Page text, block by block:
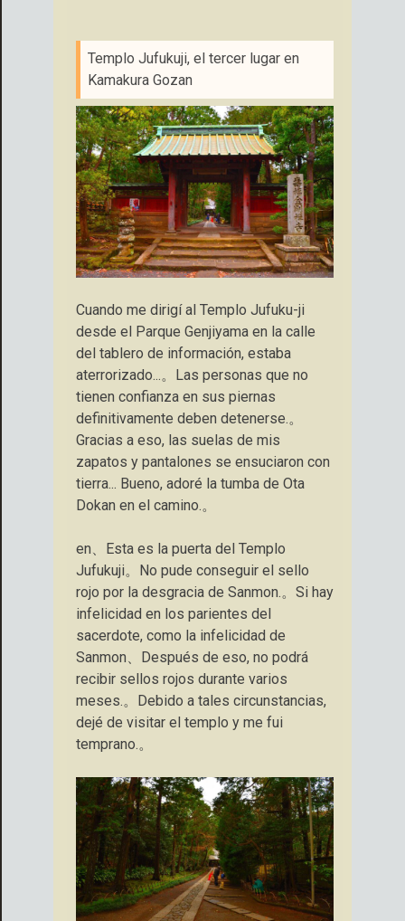
Templo Jufukuji, el tercer lugar en
Kamakura Gozan
Cuando me dirigí al Templo Jufuku-ji
desde el Parque Genjiyama en la calle
del tablero de información, estaba
aterrorizado...。Las personas que no
tienen confianza en sus piernas
definitivamente deben detenerse.。
Gracias a eso, las suelas de mis
zapatos y pantalones se ensuciaron con
tierra... Bueno, adoré la tumba de Ota
Dokan en el camino.。
en、Esta es la puerta del Templo
Jufukuji。No pude conseguir el sello
rojo por la desgracia de Sanmon.。Si hay
infelicidad en los parientes del
sacerdote, como la infelicidad de
Sanmon、Después de eso, no podrá
recibir sellos rojos durante varios
meses.。Debido a tales circunstancias,
dejé de visitar el templo y me fui
temprano.。